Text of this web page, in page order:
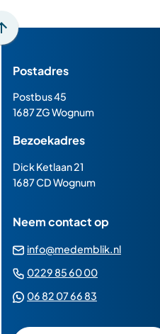
Scroll
boven
het
van
de
paginainhoud
Postadres
Postbus 45
1687 ZG Wognum
Bezoekadres
Dick Ketlaan 21
1687 CD Wognum
Neem contact op
info@medemblik.nl
0229 85 60 00(Verwijst
06 82 07 66 83
een